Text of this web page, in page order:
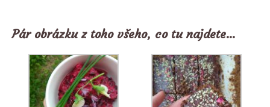
Pár obrázku z toho všeho, co tu najdete…